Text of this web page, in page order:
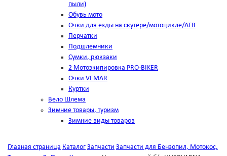
пыли)
Обувь мото
Очки для езды на скутере/мотоцикле/АТВ
Перчатки
Подшлемники
Сумки, рюкзаки
2 Мотоэкипировка PRO-BIKER
Очки VEMAR
Куртки
Вело Шлема
Зимние товары, туризм
Зимние виды товаров
Главная страница Каталог Запчасти Запчасти для Бензопил, Мотокос,